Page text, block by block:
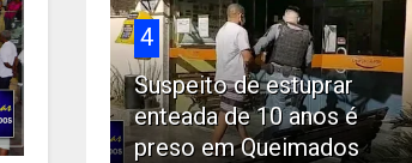
4
Suspeito de estuprar
enteada de 10 anos é
preso em Queimados